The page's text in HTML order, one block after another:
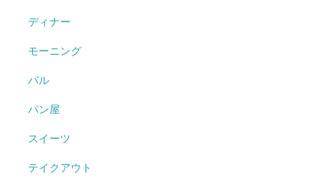
ディナー
モーニング
バル
パン屋
スイーツ
テイクアウト